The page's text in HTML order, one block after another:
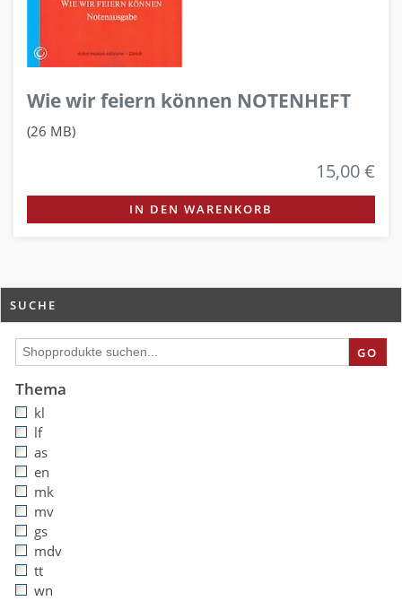
Wie wir feiern können NOTENHEFT
(26 MB)
15,00 €
IN DEN WARENKORB
SUCHE
GO
Thema
kl
lf
as
en
mk
mv
gs
mdv
tt
wn